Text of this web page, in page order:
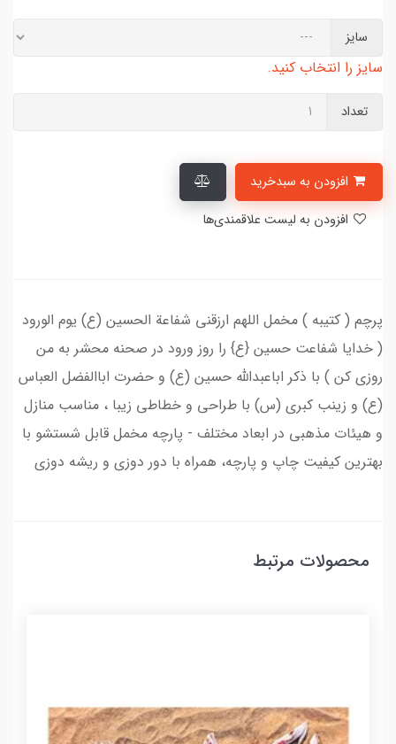
سایز
سایز را انتخاب کنید.
تعداد
پرچم ( کتیبه ) مخمل اللهم ارزقنی شفاعة الحسین (ع) یوم الورود
( خدایا شفاعت حسین {ع} را روز ورود در صحنه محشر به من
روزى کن ) با ذکر اباعبدالله حسین (ع) و حضرت اباالفضل العباس
(ع) و زینب کبری (س) با طراحی و خطاطی زیبا ، مناسب منازل
و هیئات مذهبی در ابعاد مختلف - پارچه مخمل قابل شستشو با
بهترین کیفیت چاپ و پارچه، همراه با دور دوزی و ریشه دوزی
محصولات مرتبط